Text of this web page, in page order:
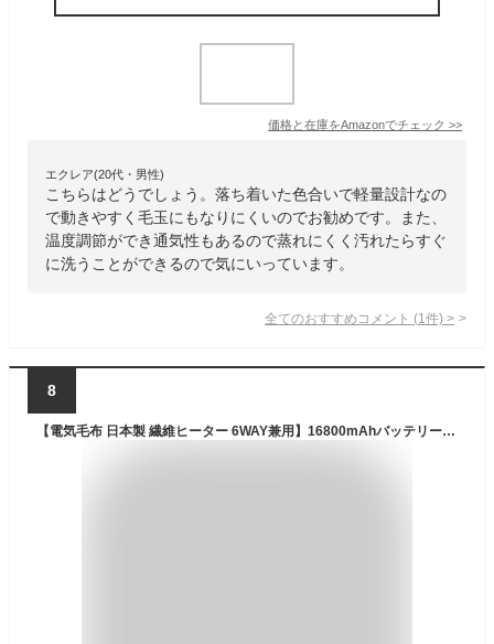
価格と在庫をAmazonでチェック >>
エクレア(20代・男性)
こちらはどうでしょう。落ち着いた色合いで軽量設計なの
で動きやすく毛玉にもなりにくいのでお勧めです。また、
温度調節ができ通気性もあるので蒸れにくく汚れたらすぐ
に洗うことができるので気にいっています。
全てのおすすめコメント (1 件) >
8
【電気毛布 日本製 繊維ヒーター 6WAY兼用】16800mAhバッテリー付き 電気 ひざ掛け 掛け着る 両用 掛け敷き 膝掛け 毛布 羽織る毛布 着る毛布 膝掛け ヒーター ブランクケット USB給電式 防寒 洗える 省エネ キャンプ プレゼント